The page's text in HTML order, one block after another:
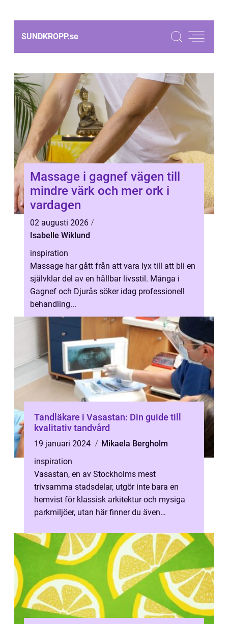
SUNDKROPP.se
Massage i gagnef vägen till
mindre värk och mer ork i
vardagen
02 augusti 2026
Isabelle Wiklund
inspiration
Massage har gått från att vara lyx till att bli en
självklar del av en hållbar livsstil. Många i
Gagnef och Djurås söker idag professionell
behandling...
Tandläkare i Vasastan: Din guide till
kvalitativ tandvård
19 januari 2024
Mikaela Bergholm
inspiration
Vasastan, en av Stockholms mest
trivsamma stadsdelar, utgör inte bara en
hemvist för klassisk arkitektur och mysiga
parkmiljöer, utan här finner du även